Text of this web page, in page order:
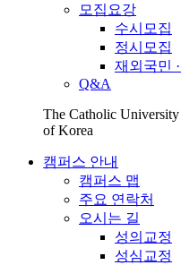
모집요강
수시모집
정시모집
재외국민
Q&A
The Catholic University
of Korea
캠퍼스 안내
캠퍼스 맵
주요 연락처
오시는 길
성의교정
성심교정